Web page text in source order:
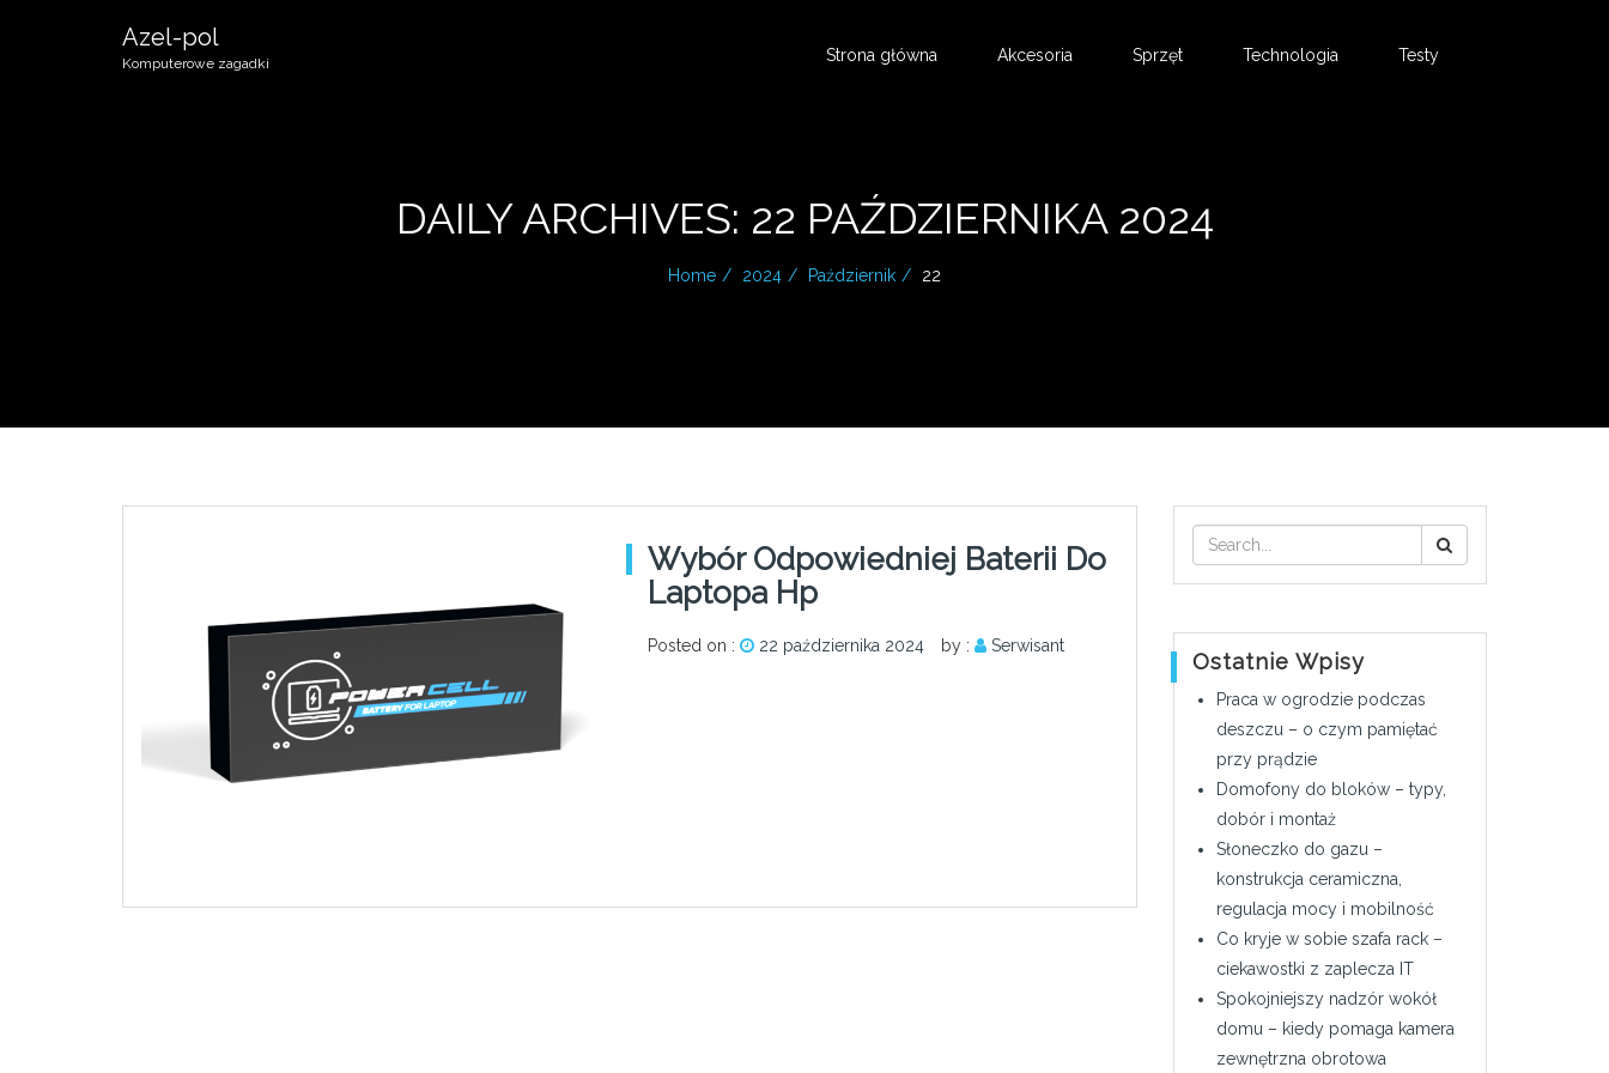
Azel-pol
Komputerowe zagadki Strona główna Akcesoria Sprzęt Technologia Testy
DAILY ARCHIVES: 22 PAŹDZIERNIKA 2024
Home 2024 Październik 22
Wybór Odpowiedniej Baterii Do
Laptopa Hp
Posted on : 22 października 2024 by : Serwisant
Ostatnie Wpisy
Praca w ogrodzie podczas
deszczu – o czym pamiętać
przy prądzie
Domofony do bloków – typy,
dobór i montaż
Słoneczko do gazu –
konstrukcja ceramiczna,
regulacja mocy i mobilność
Co kryje w sobie szafa rack –
ciekawostki z zaplecza IT
Spokojniejszy nadzór wokół
domu – kiedy pomaga kamera
zewnętrzna obrotowa